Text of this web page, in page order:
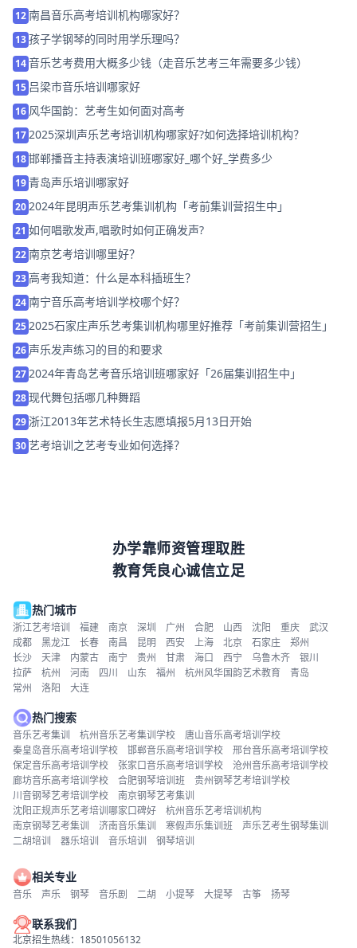
12南昌音乐高考培训机构哪家好？
13孩子学钢琴的同时用学乐理吗？
14音乐艺考费用大概多少钱（走音乐艺考三年需要多少钱）
15 吕梁市音乐培训哪家好
16 风华国韵：艺考生如何面对高考
172025深圳声乐艺考培训机构哪家好?如何选择培训机构？
18邯郸播音主持表演培训班哪家好_哪个好_学费多少
19青岛声乐培训哪家好
202024年昆明声乐艺考集训机构「考前集训营招生中」
21 如何唱歌发声,唱歌时如何正确发声?
22南京艺考培训哪里好？
23高考我知道：什么是本科插班生？
24南宁音乐高考培训学校哪个好？
252025石家庄声乐艺考集训机构哪里好推荐「考前集训营招生」
26 声乐发声练习的目的和要求
272024年青岛艺考音乐培训班哪家好「26届集训招生中」
28现代舞包括哪几种舞蹈
29浙江2013年艺术特长生志愿填报5月13日开始
30艺考培训之艺考专业如何选择？
办学靠师资管理取胜
教育凭良心诚信立足
热门城市
浙江艺考培训 福建 南京 深圳 广州 合肥 山西 沈阳 重庆
武汉
成都
黑龙江 长春 南昌 昆明 西安 上海 北京 石家庄
郑州
长沙
天津 内蒙古 南宁 贵州 甘肃 海口 西宁 乌鲁木齐
银川
拉萨
杭州 河南 四川 山东 福州 杭州风华国韵艺术教育
青岛
常州
洛阳 大连
热门搜索
音乐艺考集训 杭州音乐艺考集训学校
唐山音乐高考培训学校
秦皇岛音乐高考培训学校
邯郸音乐高考培训学校
邢台音乐高考培训学校
保定音乐高考培训学校
张家口音乐高考培训学校
沧州音乐高考培训学校
廊坊音乐高考培训学校
合肥钢琴培训班
贵州钢琴艺考培训学校
川音钢琴艺考培训学校
南京钢琴艺考集训
沈阳正规声乐艺考培训哪家口碑好
杭州音乐艺考培训机构
南京钢琴艺考集训
济南音乐集训 寒假声乐集训班
声乐艺考生钢琴集训
二胡培训
器乐培训 音乐培训 钢琴培训
相关专业
音乐 声乐 钢琴 音乐剧 二胡 小提琴 大提琴 古筝 扬琴
联系我们
北京招生热线：18501056132